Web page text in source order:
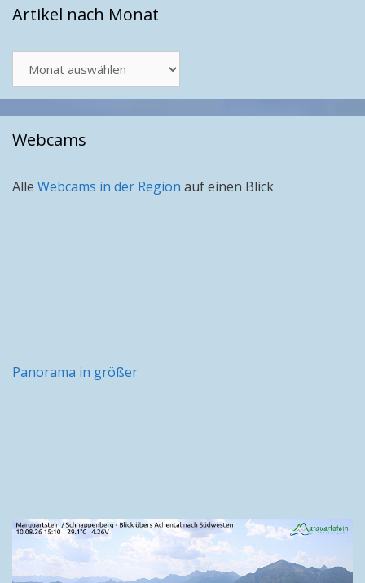
Artikel nach Monat
nach
Monat
Webcams
Alle Webcams in der Region auf einen Blick
Panorama in größer